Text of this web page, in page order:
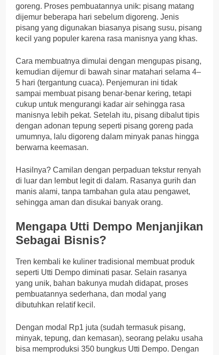
goreng. Proses pembuatannya unik: pisang matang
dijemur beberapa hari sebelum digoreng. Jenis
pisang yang digunakan biasanya pisang susu, pisang
kecil yang populer karena rasa manisnya yang khas.
Cara membuatnya dimulai dengan mengupas pisang,
kemudian dijemur di bawah sinar matahari selama 4–
5 hari (tergantung cuaca). Penjemuran ini tidak
sampai membuat pisang benar-benar kering, tetapi
cukup untuk mengurangi kadar air sehingga rasa
manisnya lebih pekat. Setelah itu, pisang dibalut tipis
dengan adonan tepung seperti pisang goreng pada
umumnya, lalu digoreng dalam minyak panas hingga
berwarna keemasan.
Hasilnya? Camilan dengan perpaduan tekstur renyah
di luar dan lembut legit di dalam. Rasanya gurih dan
manis alami, tanpa tambahan gula atau pengawet,
sehingga aman dan disukai banyak orang.
Mengapa Utti Dempo Menjanjikan
Sebagai Bisnis?
Tren kembali ke kuliner tradisional membuat produk
seperti Utti Dempo diminati pasar. Selain rasanya
yang unik, bahan bakunya mudah didapat, proses
pembuatannya sederhana, dan modal yang
dibutuhkan relatif kecil.
Dengan modal Rp1 juta (sudah termasuk pisang,
minyak, tepung, dan kemasan), seorang pelaku usaha
bisa memproduksi 350 bungkus Utti Dempo. Dengan